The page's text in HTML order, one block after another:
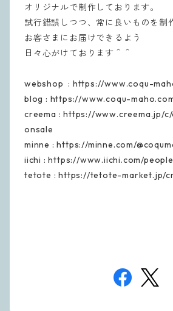
オリジナルで制作しております。
試行錯誤しつつ、常に良いものを制
お客さまにお届けできるよう
日々心がけております＾＾
webshop : https://www.coqu-
blog : https://www.coqu-
creema : https://www.creema.jp/
onsale
minne : https://minne.com/
iichi : https://www.iichi.com/
tetote : https://tetote-market.jp/